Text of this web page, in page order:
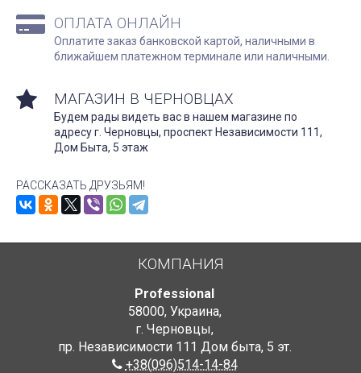
ОПЛАТА ОНЛАЙН
Оплатите заказ банковской картой, наличными в
ближайшем платежном терминале или наличными.
МАГАЗИН В ЧЕРНОВЦАХ
Будем рады видеть вас в нашем магазине по
адресу г. Черновцы, проспект Независимости 111,
Дом Быта, 5 этаж
РАССКАЗАТЬ ДРУЗЬЯМ!
КОМПАНИЯ
Professional
58000, Украина,
г. Черновцы,
пр. Независимости 111 Дом быта, 5 эт.
+38(096)514-14-84